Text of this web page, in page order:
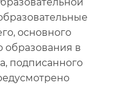
основного
образования в
подписанного